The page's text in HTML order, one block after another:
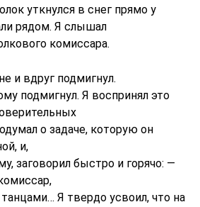
уткнулся в снег прямо у
рядом. Я слышал
комиссара.
и вдруг подмигнул.
подмигнул. Я воспринял это
о задаче, которую он
и,
заговорил быстро и горячо: —
Я твердо усвоил, что на